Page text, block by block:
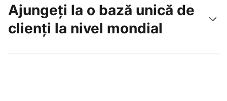
Ajungeți la o bază unică de
clienți la nivel mondial
Atrageți noi oaspeți astăzi